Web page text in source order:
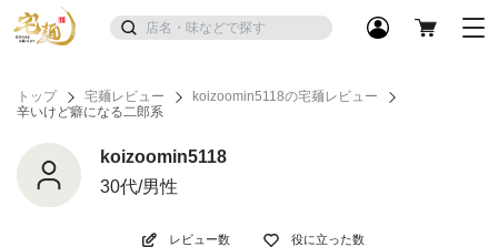
トップ 宅麺レビュー
koizoomin5118の宅麺レビュー
辛いけど癖になる二郎系
koizoomin5118
30代/男性
レビュー数 役に立った数